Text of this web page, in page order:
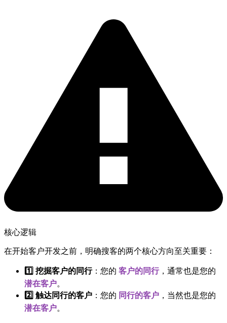
核心逻辑
在开始客户开发之前，明确搜客的两个核心方向至关重要：
1️⃣ 挖掘客户的同行：您的 客户的同行，通常也是您的
潜在客户。
2️⃣ 触达同行的客户 ：您的 同行的客户 ，当然也是您的
潜在客户。